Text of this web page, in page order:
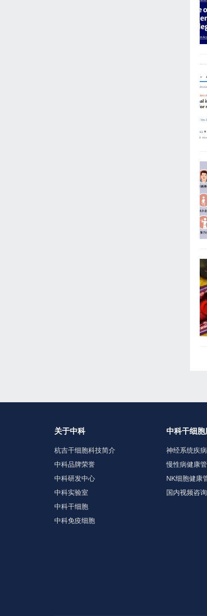
关于中科
杭吉干细胞科技简介
中科品牌荣誉
中科研发中心
中科实验室
中科干细胞
中科免疫细胞
中科干细胞
神经系统疾
慢性病健康
NK细胞健康
国内视频咨询